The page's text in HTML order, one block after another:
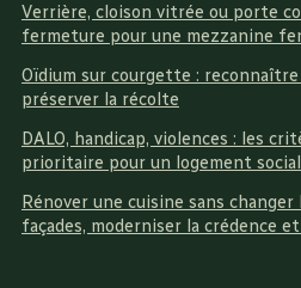
Verrière, cloison vitrée ou porte
fermeture pour une mezzanine
Oïdium sur courgette :
préserver la récolte
DALO, handicap, violences : les
prioritaire pour un logement social
Rénover une cuisine sans
façades, moderniser la crédence